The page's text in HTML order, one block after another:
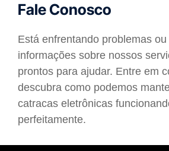
Fale Conosco
Está enfrentando problemas
informações sobre nossos
prontos para ajudar. Entre em
descubra como podemos
catracas eletrônicas
perfeitamente.